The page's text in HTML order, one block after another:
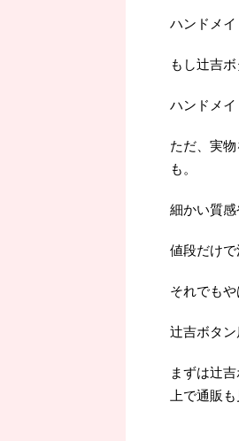
ハンドメ
もし辻吉
ハンドメイ
ただ、実
も。
細かい質感
値段だけ
それでも
辻吉ボタン
まずは辻
上で通販